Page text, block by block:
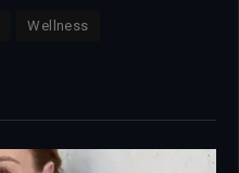
Wellness